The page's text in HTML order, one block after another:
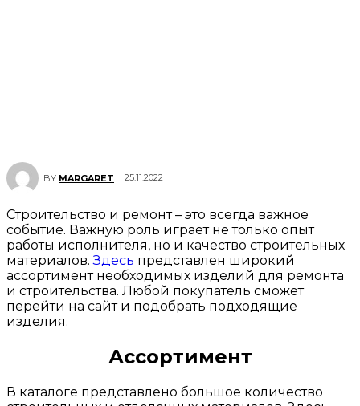
BY MARGARET 25.11.2022
Строительство и ремонт – это всегда важное
событие. Важную роль играет не только опыт
работы исполнителя, но и качество строительных
материалов.Здесь представлен широкий
ассортимент необходимых изделий для ремонта
и строительства. Любой покупатель сможет
перейти на сайт и подобрать подходящие
изделия.
Ассортимент
В каталоге представлено большое количество